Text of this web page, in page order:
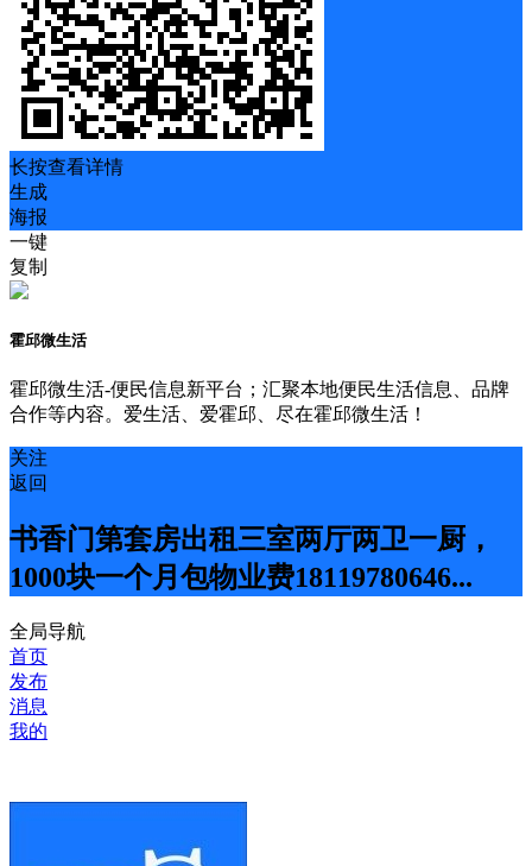
长按查看详情
生成
海报
一键
复制
霍邱微生活
霍邱微生活-便民信息新平台；汇聚本地便民生活信息、品牌
合作等内容。爱生活、爱霍邱、尽在霍邱微生活！
关注
返回
书香门第套房出租三室两厅两卫一厨，
1000块一个月包物业费18119780646...
全局导航
首页
发布
消息
我的